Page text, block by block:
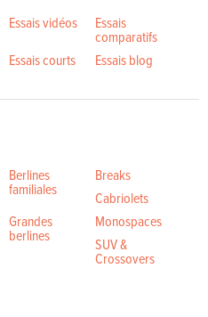
Essais vidéos Essais
comparatifs
Essais courts Essais blog
Berlines
familiales
Breaks
Cabriolets
Grandes
berlines
Monospaces
SUV &
Crossovers